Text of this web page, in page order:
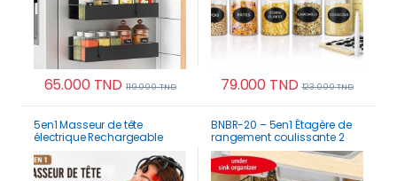
65.000TND 119.000TND 79.000 TND 123.000TND
5en1 Masseur de tête
électrique Rechargeable
relaxation profonde et anti
stress
BNBR-20 – 5en1 Étagère de
rangement coulissante 2
Niveaux acier inoxydable